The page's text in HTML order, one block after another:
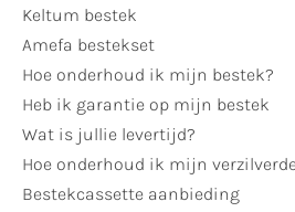
Keltum bestek
Amefa bestekset
Hoe onderhoud ik mijn bestek?
Heb ik garantie op mijn bestek
Wat is jullie levertijd?
Hoe onderhoud ik mijn
Bestekcassette aanbieding